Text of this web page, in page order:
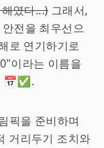
였다...)그래서,
전을 최우선으
로 연기하기로
이라는 이름을
📅✅.
픽을 준비하며
거리두기 조치와